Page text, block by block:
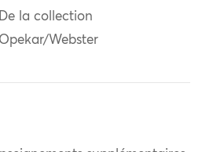
De la collection
Opekar/Webster